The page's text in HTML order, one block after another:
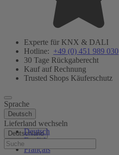
Experte für KNX & DALI
Hotline: +49 (0) 451 989 030
30 Tage Rückgaberecht
Kauf auf Rechnung
Trusted Shops Käuferschutz
Sprache
Deutsch
Deutsch
English
Français
Lieferland wechseln
Deutschland
Hilfe